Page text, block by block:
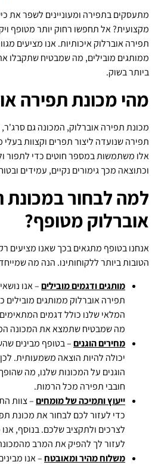
מתעסקים בתפירה ומעוניינים לשפר את
מקצועית? אל תחפשו רחוק יותר מטופף
תפירה אוברלוק איכותיות. אנו מציעים
ממותגים מובילים, מה שמבטיח שתקבלו
ביותר בשוק.
מהי מכונת תפירה
מכונת תפירה אוברלוק, המכונה גם
תפירה שנועדה ליצור תפרים וקצוות
אלו משתמשות במספר חוטים כדי לתפור
וכתוצאה מכך גימורים נקיים, עמידים
למה לבחור במכונת
אוברלוק מטופף?
אנחנו בטופף מתגאים בכך שאנו מציעים
הטובות ביותר ללקוחותינו. הנה מה
מותגים ודגמים מובילים– אנו
תפירה אוברלוק ממותגים מובילים
המלאי שלנו כולל דגמים
מה שמבטיח שתמצא את המכונה
מחירים הוגנים– בטופף מבינים
יכולה להיות הוצאה משמעותית.
הוגנים על המכונות שלנו, מה
חובבי תפירה מכל הרמות.
ייעוץ ותמיכה של מומחים– צוות
כדי לעזור לכם לבחור את מכונת
לצרכים ולתקציב שלכם. בנוסף,
לעזור לך להפיק את המרב
משלוח מהיר ומאובטח– אנו